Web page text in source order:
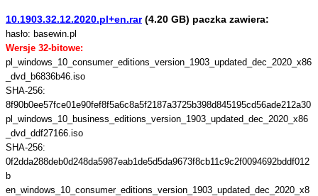
10.1903.32.12.2020.pl+en.rar (4.20 GB) paczka zawiera:
hasło: basewin.pl
Wersje 32-bitowe:
pl_windows_10_consumer_editions_version_1903_updated_dec_2020_x86
_dvd_b6836b46.iso
SHA-256:
8f90b0ee57fce01e90fef8f5a6c8a5f2187a3725b398d845195cd56ade212a30
pl_windows_10_business_editions_version_1903_updated_dec_2020_x86
_dvd_ddf27166.iso
SHA-256:
0f2dda288deb0d248da5987eab1de5d5da9673f8cb11c9c2f0094692bddf012
b
en_windows_10_consumer_editions_version_1903_updated_dec_2020_x8